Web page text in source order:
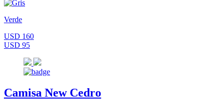
Verde
USD 160
USD 95
Camisa New Cedro